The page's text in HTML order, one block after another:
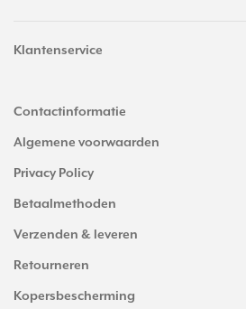
Klantenservice
Contactinformatie
Algemene voorwaarden
Privacy Policy
Betaalmethoden
Verzenden & leveren
Retourneren
Kopersbescherming